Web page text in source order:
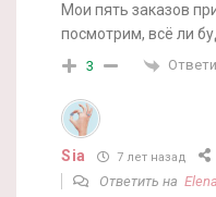
Мои пять заказов
посмотрим, всё ли
3
Sia 7 лет назад
Ответить на Elena